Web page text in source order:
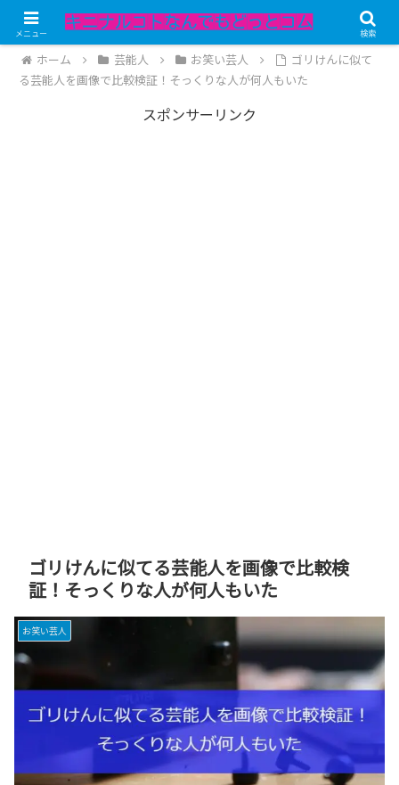
記事内にPRが含まれています。
ホーム 芸能人 お笑い芸人
ゴリけんに似て
る芸能人を画像で比較検証！そっくりな人が何人もいた
スポンサーリンク
ゴリけんに似てる芸能人を画像で比較検
証！そっくりな人が何人もいた
お笑い芸人
メニュー 検索